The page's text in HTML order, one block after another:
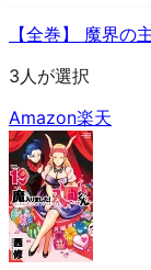
【全巻】 魔界の
3人が選択
Amazon楽天